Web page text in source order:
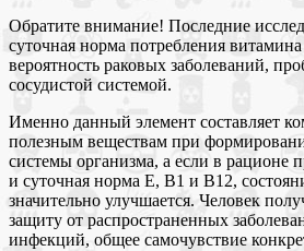
Обратите внимание! Последние
суточная норма потребления витамина
вероятность раковых заболеваний,
сосудистой системой.
Именно данный элемент составляет
полезным веществам при
системы организма, а если в рационе
и суточная норма Е, В1 и В12,
значительно улучшается. Человек
защиту от распространенных
инфекций, общее самочувствие